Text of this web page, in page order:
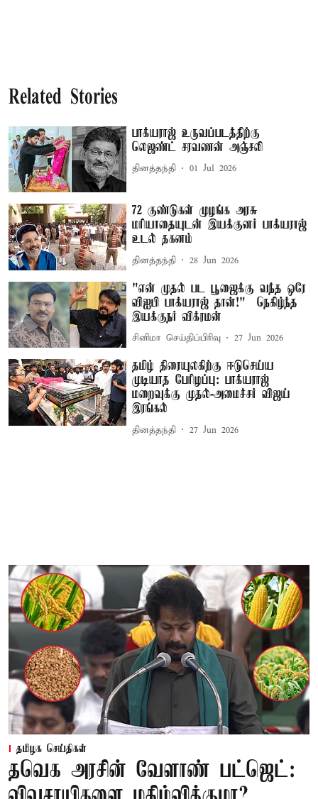
Related Stories
பாக்யராஜ் உருவப்படத்திற்கு
லெஜண்ட் சரவணன் அஞ்சலி
தினத்தந்தி 01 Jul 2026
72 குண்டுகள் முழங்க அரசு
மரியாதையுடன் இயக்குனர் பாக்யராஜ்
உடல் தகனம்
தினத்தந்தி 28 Jun 2026
"என் முதல் பட பூஜைக்கு வந்த ஒரே
விஐபி பாக்யராஜ் தான்!" – நெகிழ்ந்த
இயக்குநர் விக்ரமன்
சினிமா செய்திப்பிரிவு 27 Jun 2026
தமிழ் திரையுலகிற்கு ஈடுசெய்ய
முடியாத பேரிழப்பு: பாக்யராஜ்
மறைவுக்கு முதல்-அமைச்சர் விஜய்
இரங்கல்
தினத்தந்தி 27 Jun 2026
தமிழக செய்திகள்
தவெக அரசின் வேளாண் பட்ஜெட்: